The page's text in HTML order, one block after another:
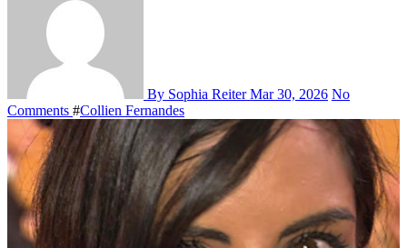
By Sophia ReiterMar 30, 2026 No
Comments #Collien Fernandes